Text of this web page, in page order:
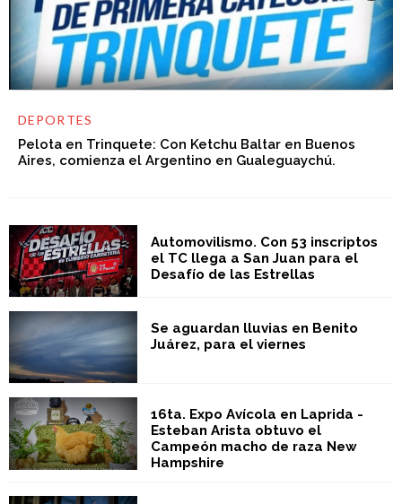
DEPORTES
Pelota en Trinquete: Con Ketchu Baltar en Buenos
Aires, comienza el Argentino en Gualeguaychú.
Automovilismo. Con 53 inscriptos
el TC llega a San Juan para el
Desafío de las Estrellas
Se aguardan lluvias en Benito
Juárez, para el viernes
16ta. Expo Avícola en Laprida -
Esteban Arista obtuvo el
Campeón macho de raza New
Hampshire